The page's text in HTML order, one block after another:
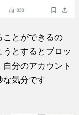
ことができるの
とするとブロッ
分のアカウント
な気分です